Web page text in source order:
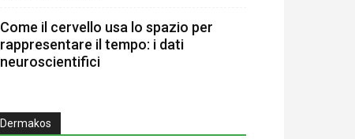
Come il cervello usa lo spazio per
rappresentare il tempo: i dati
neuroscientifici
Dermakos